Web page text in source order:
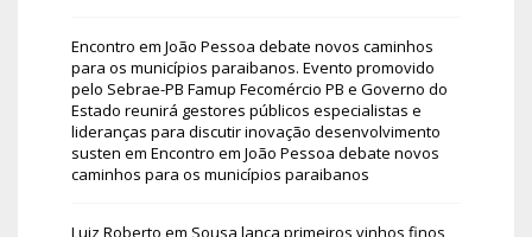
Encontro em João Pessoa debate novos caminhos
para os municípios paraibanos. Evento promovido
pelo Sebrae-PB Famup Fecomércio PB e Governo do
Estado reunirá gestores públicos especialistas e
lideranças para discutir inovação desenvolvimento
susten em Encontro em João Pessoa debate novos
caminhos para os municípios paraibanos
Luiz Roberto em Sousa lança primeiros vinhos finos